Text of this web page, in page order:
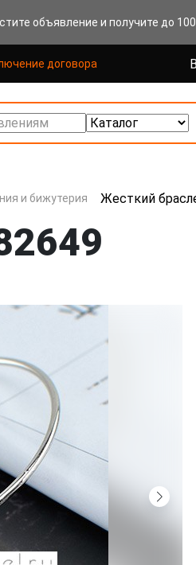
объявление и получите до
договора
и бижутерия Жесткий